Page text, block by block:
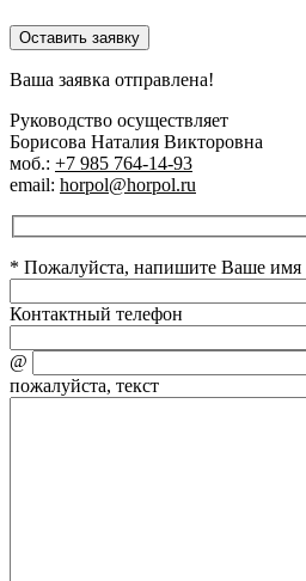
Оставить заявку
Ваша заявка отправлена!
Руководство осуществляет
Борисова Наталия Викторовна
моб.: +7 985 764-14-93
email: horpol@horpol.ru
* Пожалуйста, напишите Ваше имя
Контактный телефон
@
пожалуйста, текст